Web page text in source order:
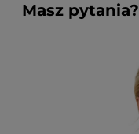
Masz pytania?